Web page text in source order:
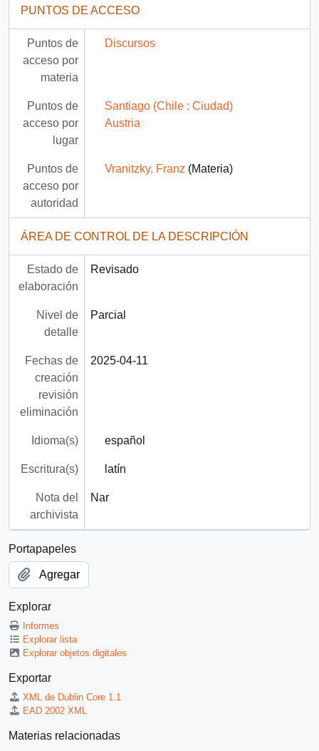
PUNTOS DE ACCESO
Puntos de
acceso por
materia
Discursos
Puntos de
acceso por
lugar
Santiago (Chile : Ciudad)
Austria
Puntos de
acceso por
autoridad
Vranitzky, Franz (Materia)
ÁREA DE CONTROL DE LA DESCRIPCIÓN
Estado de
elaboración
Revisado
Nivel de
detalle
Parcial
Fechas de
creación
revisión
eliminación
2025-04-11
Idioma(s) español
Escritura(s) latín
Nota del
archivista
Nar
Portapapeles
Agregar
Explorar
Informes
Explorar lista
Explorar objetos digitales
Exportar
XML de Dublin Core 1.1
EAD 2002 XML
Materias relacionadas